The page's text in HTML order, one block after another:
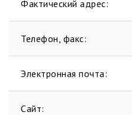
Фактический адрес:
Телефон, факс:
Электронная почта:
Сайт: